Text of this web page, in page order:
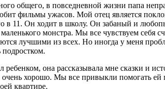
общего, в повседневной жизни папа
фильмы ужасов. Мой отец является
в 11. Он ходит в школу. Он забаный и
монстра. Мы все чувствуем
лучшими из всех. Но иногда у меня
она рассказывала мне сказки и
хорошо. Мы все привыкли помогать
квартире.